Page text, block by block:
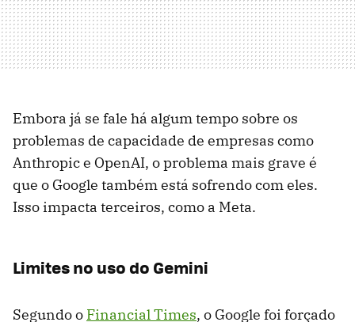
Embora já se fale há algum tempo sobre os
problemas de capacidade de empresas como
Anthropic e OpenAI, o problema mais grave é
que o Google também está sofrendo com eles.
Isso impacta terceiros, como a Meta.
Limites no uso do Gemini
Segundo o Financial Times, o Google foi forçado